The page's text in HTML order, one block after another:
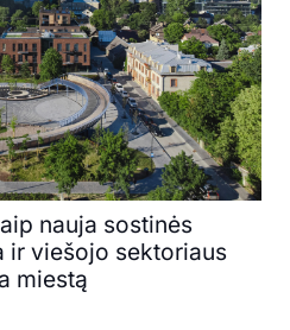
nauja sostinės
ir viešojo sektoriaus
miestą